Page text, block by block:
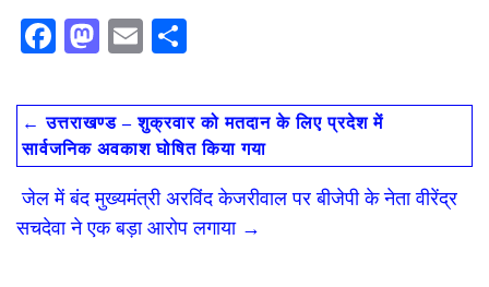
F
e
b
o
o
k
M
to
d
o
n
E
ai
l
ar
e
← उत्तराखण्ड – शुक्रवार को मतदान के लिए प्रदेश में
सार्वजनिक अवकाश घोषित किया गया
जेल में बंद मुख्यमंत्री अरविंद केजरीवाल पर बीजेपी के नेता वीरेंद्र
सचदेवा ने एक बड़ा आरोप लगाया →